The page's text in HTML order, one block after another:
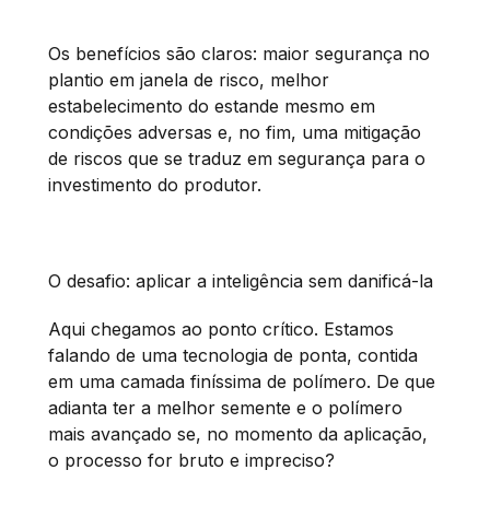
Os benefícios são claros: maior segurança no
plantio em janela de risco, melhor
estabelecimento do estande mesmo em
condições adversas e, no fim, uma mitigação
de riscos que se traduz em segurança para o
investimento do produtor.
O desafio: aplicar a inteligência sem danificá-la
Aqui chegamos ao ponto crítico. Estamos
falando de uma tecnologia de ponta, contida
em uma camada finíssima de polímero. De que
adianta ter a melhor semente e o polímero
mais avançado se, no momento da aplicação,
o processo for bruto e impreciso?